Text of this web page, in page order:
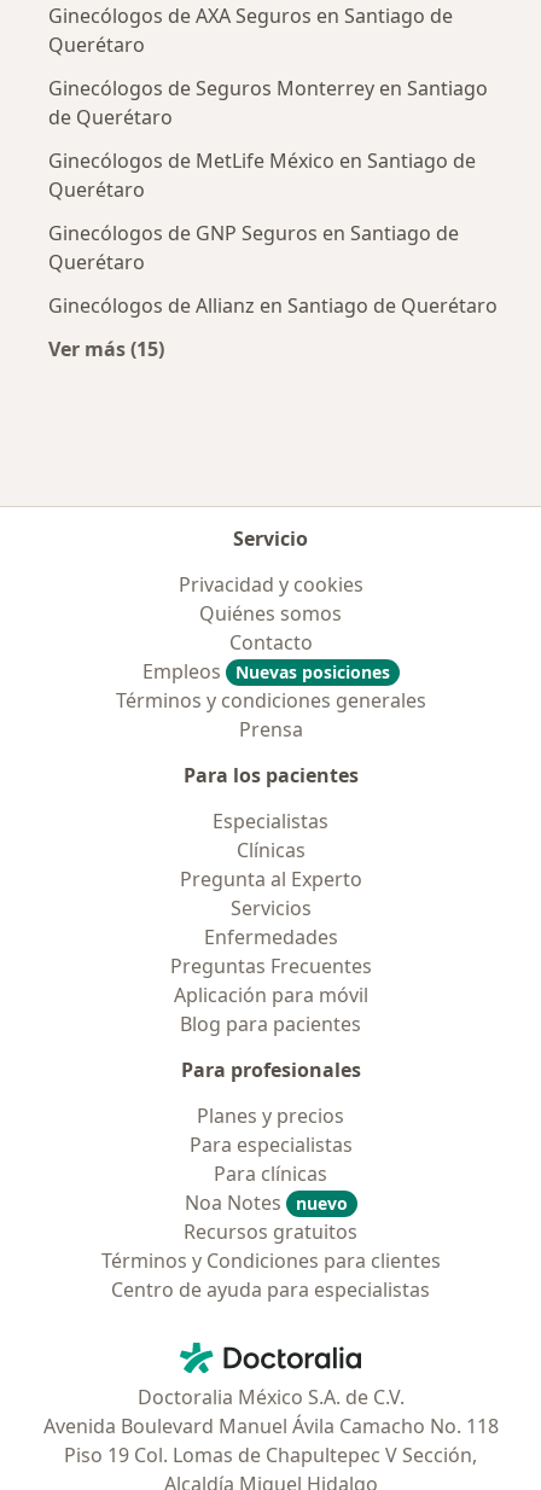
Ginecólogos de AXA Seguros en Santiago de
Querétaro
Ginecólogos de Seguros Monterrey en Santiago
de Querétaro
Ginecólogos de MetLife México en Santiago de
Querétaro
Ginecólogos de GNP Seguros en Santiago de
Querétaro
Ginecólogos de Allianz en Santiago de Querétaro
Ver más (15)
Servicio
Privacidad y cookies
Quiénes somos
Contacto
Empleos
Nuevas posiciones
Términos y condiciones generales
Prensa
Para los pacientes
Especialistas
Clínicas
Pregunta al Experto
Servicios
Enfermedades
Preguntas Frecuentes
Aplicación para móvil
Blog para pacientes
Para profesionales
Planes y precios
Para especialistas
Para clínicas
Noa Notes
nuevo
Recursos gratuitos
Términos y Condiciones para clientes
Centro de ayuda para especialistas
Doctoralia - Página de inicio
Doctoralia México S.A. de C.V.
Avenida Boulevard Manuel Ávila Camacho No. 118
Piso 19 Col. Lomas de Chapultepec V Sección,
Alcaldía Miguel Hidalgo